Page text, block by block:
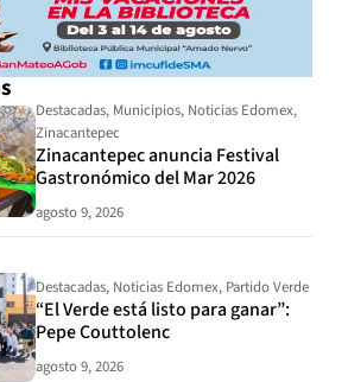
Destacadas, Municipios, Noticias Edomex,
Zinacantepec
Zinacantepec anuncia Festival
Gastronómico del Mar 2026
agosto 9, 2026
Destacadas, Noticias Edomex, Partido Verde
“El Verde está listo para ganar”:
Pepe Couttolenc
agosto 9, 2026